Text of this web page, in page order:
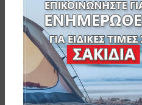
SEAFLO ΤΡΟΛΕΫ ΑΛΟΥΜΙΝΙΟΥ
ΜΕΤΑΦΟΡΑΣ ΚΑΥΑΚ – ΜΑΥΡΟ
77-34924